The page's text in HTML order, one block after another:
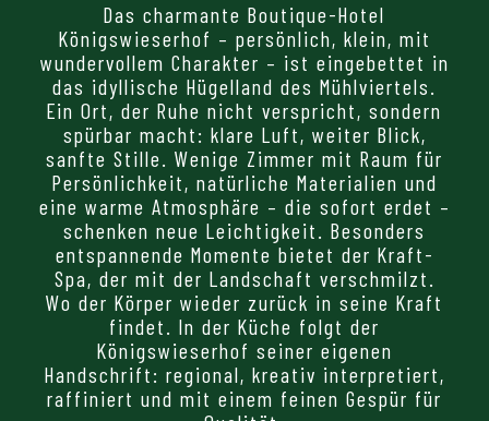
Das charmante Boutique-Hotel
Königswieserhof – persönlich, klein, mit
wundervollem Charakter – ist eingebettet in
das idyllische Hügelland des Mühlviertels.
Ein Ort, der Ruhe nicht verspricht, sondern
spürbar macht: klare Luft, weiter Blick,
sanfte Stille. Wenige Zimmer mit Raum für
Persönlichkeit, natürliche Materialien und
eine warme Atmosphäre – die sofort erdet –
schenken neue Leichtigkeit. Besonders
entspannende Momente bietet der Kraft-
Spa, der mit der Landschaft verschmilzt.
Wo der Körper wieder zurück in seine Kraft
findet. In der Küche folgt der
Königswieserhof seiner eigenen
Handschrift: regional, kreativ interpretiert,
raffiniert und mit einem feinen Gespür für